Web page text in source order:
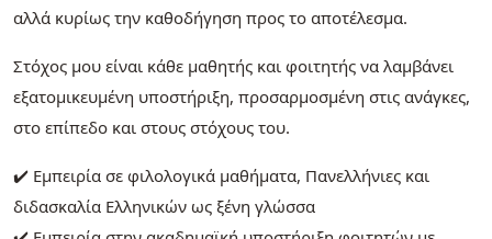
αλλά κυρίως την καθοδήγηση προς το αποτέλεσμα.
Στόχος μου είναι κάθε μαθητής και φοιτητής να λαμβάνει
εξατομικευμένη υποστήριξη, προσαρμοσμένη στις ανάγκες,
στο επίπεδο και στους στόχους του.
✔️ Εμπειρία σε φιλολογικά μαθήματα, Πανελλήνιες και
διδασκαλία Ελληνικών ως ξένη γλώσσα